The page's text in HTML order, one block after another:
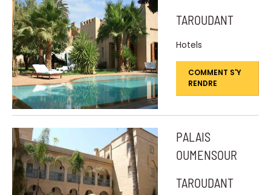
TAROUDANT
Hotels
COMMENT S'Y
RENDRE
PALAIS
OUMENSOUR
TAROUDANT